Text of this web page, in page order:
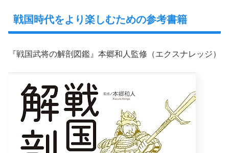
戦国時代をより楽しむための参考書籍
『戦国武将の解剖図鑑』本郷和人監修（エクスナレッジ）